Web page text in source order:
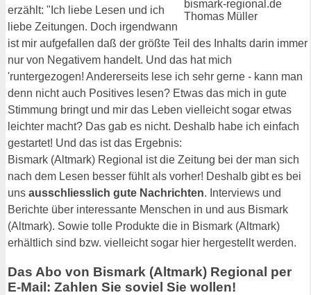
erzählt: "Ich liebe Lesen und ich
liebe Zeitungen. Doch irgendwann
ist mir aufgefallen daß der größte Teil des Inhalts darin immer
nur von Negativem handelt. Und das hat mich
'runtergezogen! Andererseits lese ich sehr gerne - kann man
denn nicht auch Positives lesen? Etwas das mich in gute
Stimmung bringt und mir das Leben vielleicht sogar etwas
leichter macht? Das gab es nicht. Deshalb habe ich einfach
gestartet! Und das ist das Ergebnis:
Bismark (Altmark) Regional ist die Zeitung bei der man sich
nach dem Lesen besser fühlt als vorher! Deshalb gibt es bei
uns ausschliesslich gute Nachrichten. Interviews und
Berichte über interessante Menschen in und aus Bismark
(Altmark). Sowie tolle Produkte die in Bismark (Altmark)
erhältlich sind bzw. vielleicht sogar hier hergestellt werden.
Das Abo von Bismark (Altmark) Regional per
E-Mail: Zahlen Sie soviel Sie wollen!